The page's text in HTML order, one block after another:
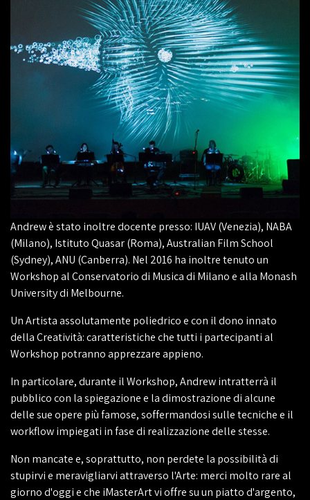
Andrew è stato inoltre docente presso: IUAV (Venezia), NABA
(Milano), Istituto Quasar (Roma), Australian Film School
(Sydney), ANU (Canberra). Nel 2016 ha inoltre tenuto un
Workshop al Conservatorio di Musica di Milano e alla Monash
University di Melbourne.
Un Artista assolutamente poliedrico e con il dono innato
della Creatività: caratteristiche che tutti i partecipanti al
Workshop potranno apprezzare appieno.
In particolare, durante il Workshop, Andrew intratterrà il
pubblico con la spiegazione e la dimostrazione di alcune
delle sue opere più famose, soffermandosi sulle tecniche e il
workflow impiegati in fase di realizzazione delle stesse.
Non mancate e, soprattutto, non perdete la possibilità di
stupirvi e meravigliarvi attraverso l'Arte: merci molto rare al
giorno d'oggi e che iMasterArt vi offre su un piatto d'argento,